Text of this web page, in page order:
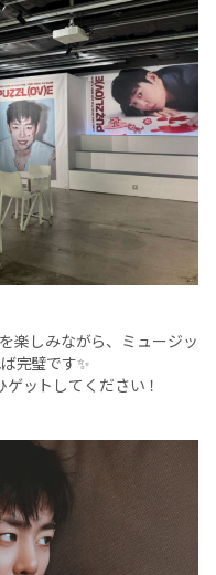
楽しみながら、ミュージッ
完璧です✨
ットしてください！